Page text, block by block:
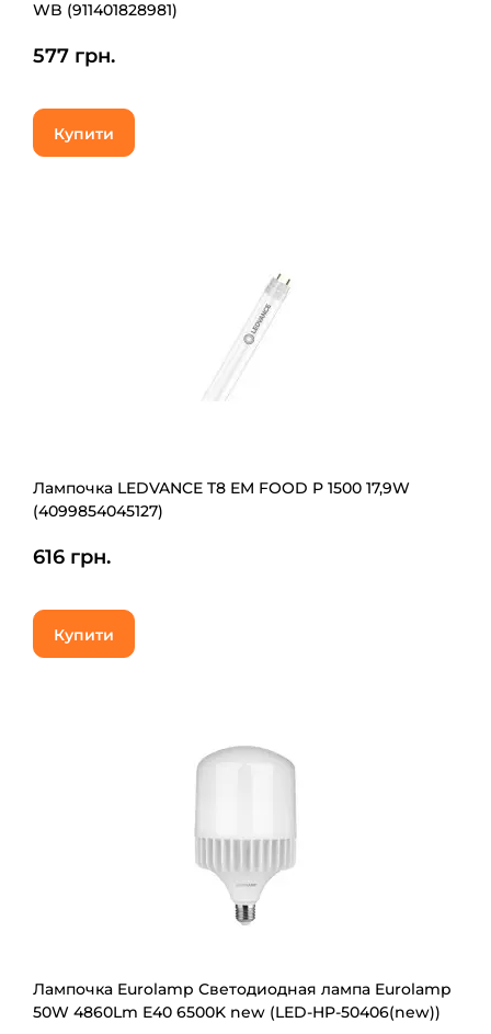
WB (911401828981)
577 грн.
Купити
Лампочка LEDVANCE T8 EM FOOD P 1500 17,9W
(4099854045127)
616 грн.
Купити
Лампочка Eurolamp Светодиодная лампа Eurolamp
50W 4860Lm E40 6500K new (LED-HP-50406(new))